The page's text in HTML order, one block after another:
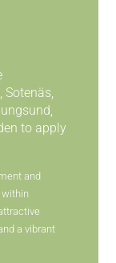
to apply
and
a vibrant